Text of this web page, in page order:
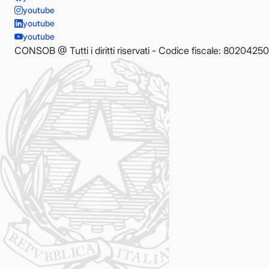
youtube
youtube
youtube
CONSOB @ Tutti i diritti riservati - Codice fiscale: